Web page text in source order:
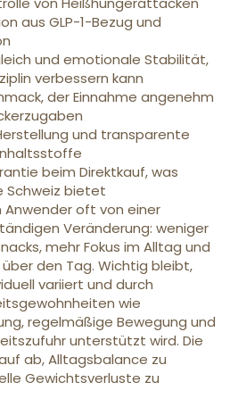
aus GLP-1-Bezug und
und emotionale Stabilität,
verbessern kann
der Einnahme angenehm
und transparente
beim Direktkauf, was
Schweiz bietet
Anwender oft von einer
Veränderung: weniger
mehr Fokus im Alltag und
den Tag. Wichtig bleibt,
variiert und durch
wie
regelmäßige Bewegung und
unterstützt wird. Die
ab, Alltagsbalance zu
Gewichtsverluste zu